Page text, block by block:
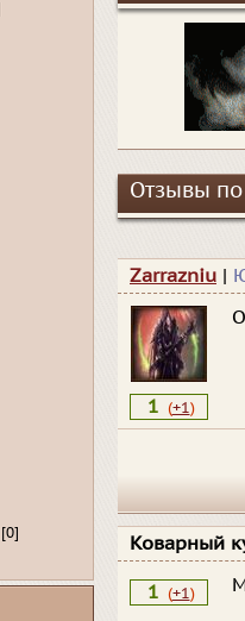
Отзывы по
Zarrazniu |
1 (+1)
Коварный
1 (+1)
[0]